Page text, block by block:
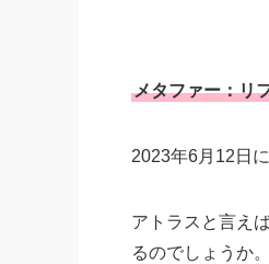
メタファー：リ
2023年6月12日
アトラスと言え
るのでしょうか。